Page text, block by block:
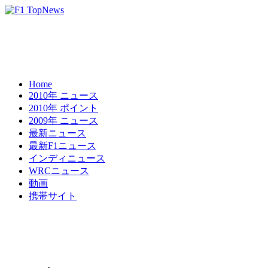
Home
2010年 ニュース
2010年 ポイント
2009年 ニュース
最新ニュース
最新F1ニュース
インディニュース
WRCニュース
動画
携帯サイト